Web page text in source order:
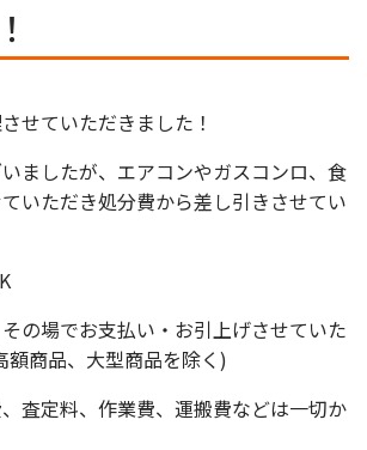
せていただきました！
ましたが、エアコンやガスコンロ、食
いただき処分費から差し引きさせてい
の場でお支払い・お引上げさせていた
額商品、大型商品を除く)
査定料、作業費、運搬費などは一切か